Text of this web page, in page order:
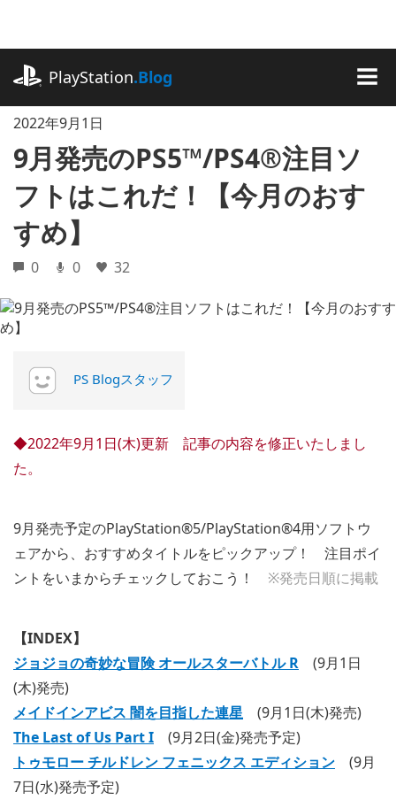
に
ッ
PlayStation.Blog
2022年9月1日
9月発売のPS5™/PS4®注目ソ
フトはこれだ！【今月のおす
すめ】
0 0 32
PS Blogスタッフ
◆2022年9月1日(木)更新 記事の内容を修正いたしまし
た。
9月発売予定のPlayStation®5/PlayStation®4用ソフトウ
ェアから、おすすめタイトルをピックアップ！ 注目ポイ
ントをいまからチェックしておこう！ ※発売日順に掲載
【INDEX】
ジョジョの奇妙な冒険 オールスターバトル R (9月1日
(木)発売)
メイドインアビス 闇を目指した連星 (9月1日(木)発売)
The Last of Us Part I (9月2日(金)発売予定)
トゥモロー チルドレン フェニックス エディション (9月
7日(水)発売予定)